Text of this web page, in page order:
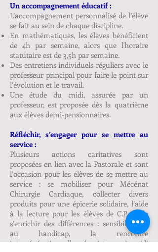
Un accompagnement éducatif :
L’accompagnement personnalisé de l’élève
se fait au sein de chaque discipline.
En mathématiques, les élèves bénéficient
de 4h par semaine, alors que l'horaire
statutaire est de 3,5h par semaine.
Des entretiens individuels réguliers avec le
professeur principal pour faire le point sur
l’évolution et le travail.
Une étude du midi, assurée par un
professeur, est proposée dès la quatrième
aux élèves demi-pensionnaires.
Réfléchir, s’engager pour se mettre au
service :
Plusieurs actions caritatives sont
proposées en lien avec la Pastorale et sont
l’occasion pour les élèves de se mettre au
service : se mobiliser pour Mécénat
Chirurgie Cardiaque, collecter divers
produits pour une épicerie solidaire, l’aide
à la lecture pour les élèves de C.P, et de
s’enrichir des différences : sensibilisation
au handicap, la rencontre
intergénérationnelle (projet après-midi